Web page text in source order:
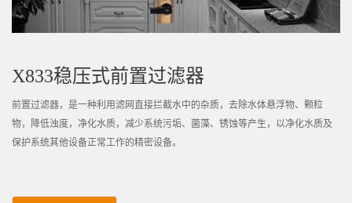
X833稳压式前置过滤器
前置过滤器，是一种利用滤网直接拦截水中的杂质，去除水体悬浮物、颗粒
物，降低浊度，净化水质，减少系统污垢、菌藻、锈蚀等产生，以净化水质及
保护系统其他设备正常工作的精密设备。